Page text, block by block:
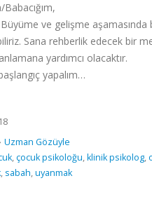
ve gelişme aşamasında
Sana rehberlik edecek bir
yardımcı olacaktır.
yapalım…
Uzman Gözüyle
,çocuk psikoloğu,klinik psikolog,
, sabah,uyanmak